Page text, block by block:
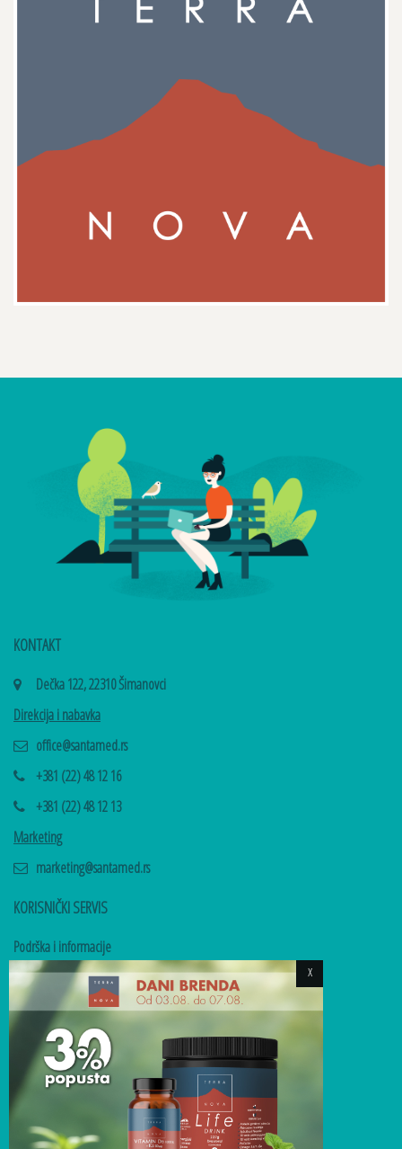
x
KONTAKT
Dečka 122, 22310 Šimanovci
Direkcija i nabavka
office@santamed.rs
+381 (22) 48 12 16
+381 (22) 48 12 13
Marketing
marketing@santamed.rs
KORISNIČKI SERVIS
Podrška i informacije
onlineprodaja@santamed.rs
Reklamacije
reklamacije@santamed.rs
Uslovi korišćenja
Dostava i reklamacije
Formular za odustanak od ugovora
Formular za reklamacije